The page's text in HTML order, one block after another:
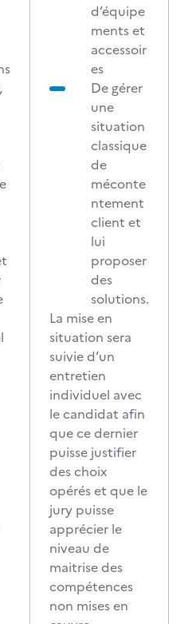
d’équipe
ments et
accessoir
es
De gérer
une
situation
classique
de
méconte
ntement
client et
lui
proposer
des
solutions.
La mise en
situation sera
suivie d’un
entretien
individuel avec
le candidat afin
que ce dernier
puisse justifier
des choix
opérés et que le
jury puisse
apprécier le
niveau de
maitrise des
compétences
non mises en